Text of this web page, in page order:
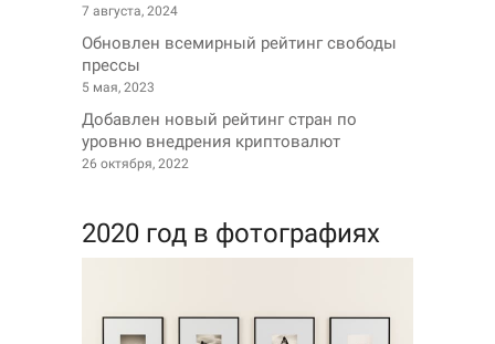
7 августа, 2024
Обновлен всемирный рейтинг свободы
прессы
5 мая, 2023
Добавлен новый рейтинг стран по
уровню внедрения криптовалют
26 октября, 2022
2020 год в фотографиях